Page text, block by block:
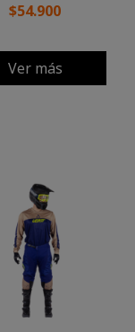
$54.900
Ver más